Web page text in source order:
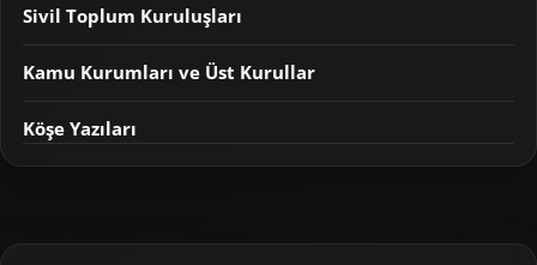
Sivil Toplum Kuruluşları
Kamu Kurumları ve Üst Kurullar
Köşe Yazıları